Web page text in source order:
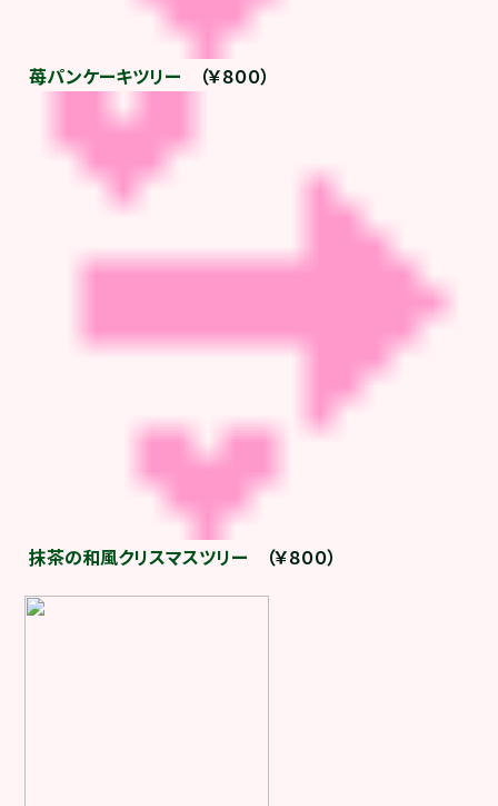
苺パンケーキツリー （￥８００）
抹茶の和風クリスマスツリー （￥８００）